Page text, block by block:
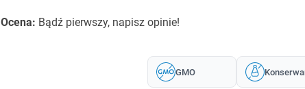
Ocena: Bądź pierwszy, napisz opinie!
GMO